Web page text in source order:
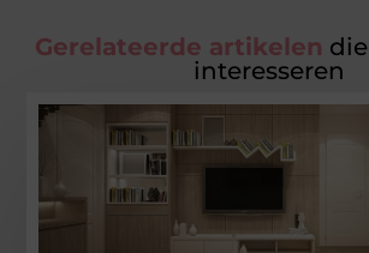
Gerelateerde artikelen
interesseren